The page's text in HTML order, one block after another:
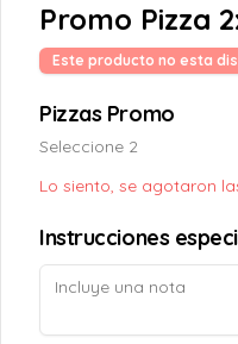
Promo Pizza
Este producto no esta
Pizzas Promo
Seleccione 2
Lo siento, se agotaron
Instrucciones